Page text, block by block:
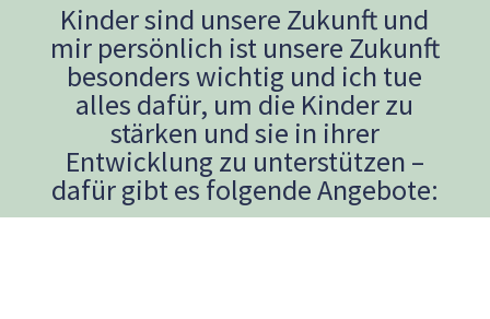
Kinder sind unsere Zukunft und
mir persönlich ist unsere Zukunft
besonders wichtig und ich tue
alles dafür, um die Kinder zu
stärken und sie in ihrer
Entwicklung zu unterstützen –
dafür gibt es folgende Angebote: